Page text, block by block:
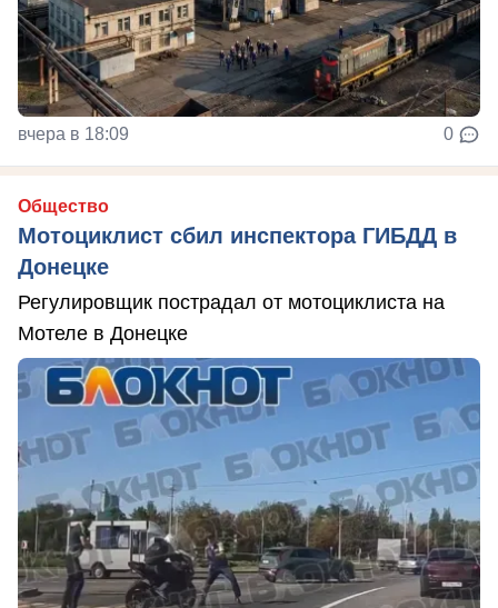
вчера в 18:09 0
Общество
Мотоциклист сбил инспектора ГИБДД в
Донецке
Регулировщик пострадал от мотоциклиста на
Мотеле в Донецке